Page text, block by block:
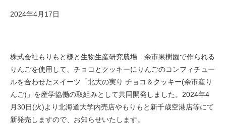
2024年4月17日
株式会社もりもと様と生物生産研究農場 余市果樹園で作られる
りんごを使用して、チョコとクッキーにりんごのコンフィチュー
ルを合わせたスイーツ「北大の実り チョコ＆クッキー(余市産り
んご)」を産学協働の取組みとして共同開発しました。2024年4
月30日(火)より北海道大学内売店やもりもと新千歳空港店等にて
新発売しますので、お知らせいたします。